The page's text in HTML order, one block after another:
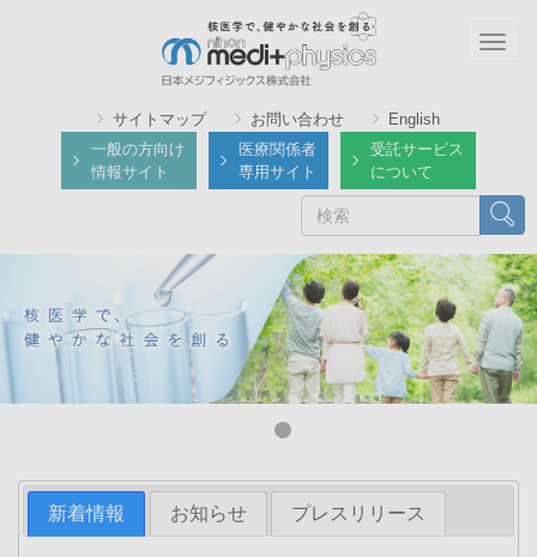
サイトマップ お問い合わせ
English
一般の方向け
情報サイト
医療関係者
専用サイト
受託サービス
について
検索
新着情報 お知らせ プレスリリース